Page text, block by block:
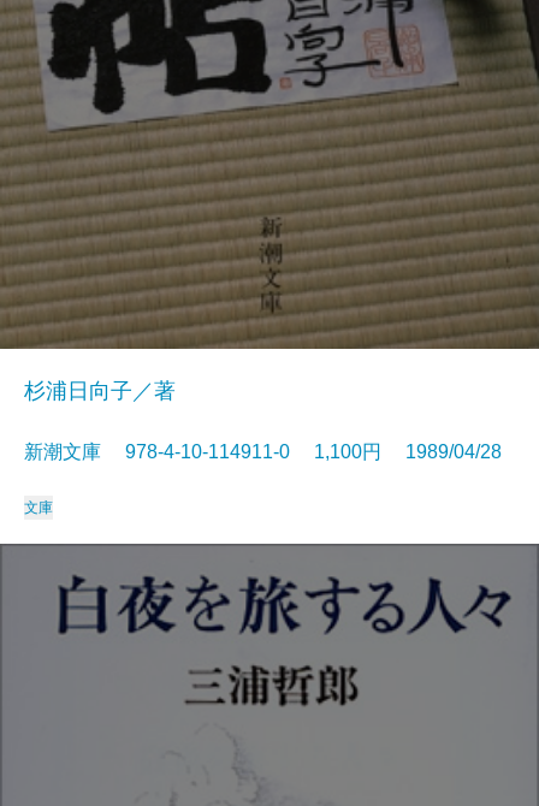
杉浦日向子／著
新潮文庫 978-4-10-114911-0 1,100円 1989/04/28
文庫